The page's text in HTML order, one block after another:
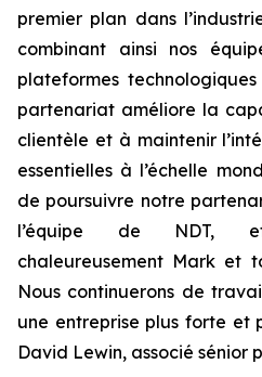
premier plan dans
combinant ainsi nos
plateformes
partenariat améliore la
clientèle et à maintenir
essentielles à l’échelle
de poursuivre notre
l’équipe de NDT,
chaleureusement Mark et
Nous continuerons de
une entreprise plus forte et
David Lewin, associé sénior